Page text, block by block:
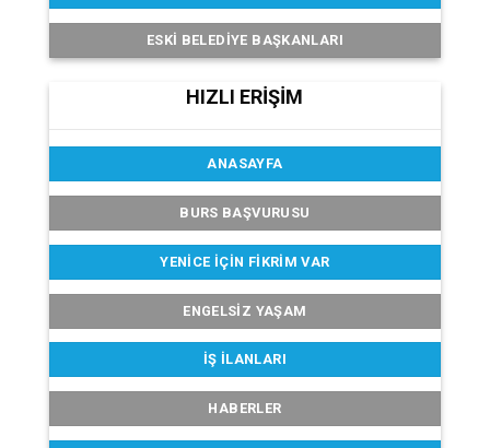
ESKI BELEDIYE BAŞKANLARI
HIZLI ERİŞİM
ANASAYFA
BURS BAŞVURUSU
YENICE İÇIN FIKRIM VAR
ENGELSIZ YAŞAM
İŞ İLANLARI
HABERLER